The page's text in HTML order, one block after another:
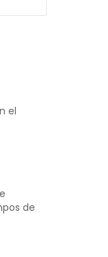
el
de